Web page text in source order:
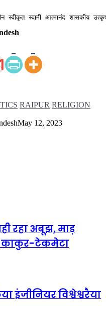
स्वामी आत्मानंद शासकीय
RAIPUR RELIGION
May 12, 2023
रहा अबूझ, माड़
टेकमेटा
इंजीनियर विश्वेश्वरैया